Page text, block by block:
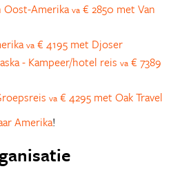
Amerika va € 2850 met Van
va € 4195 met Djoser
- Kampeer/hotel reis va € 7389
va € 4295 met Oak Travel
Amerika!